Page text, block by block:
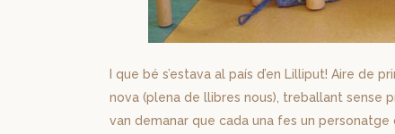
I que bé s’estava al país d’en Lilliput! Aire
nova (plena de llibres nous), treballant sense
van demanar que cada una fes un